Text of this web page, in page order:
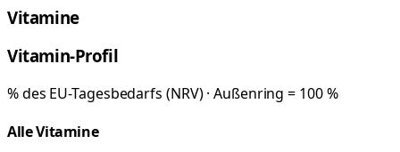
Vitamine
Vitamin-Profil
% des EU-Tagesbedarfs (NRV) · Außenring = 100 %
Alle Vitamine